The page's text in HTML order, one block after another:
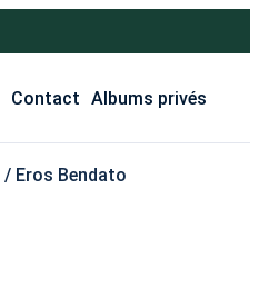
Contact Albums privés
/ Eros Bendato